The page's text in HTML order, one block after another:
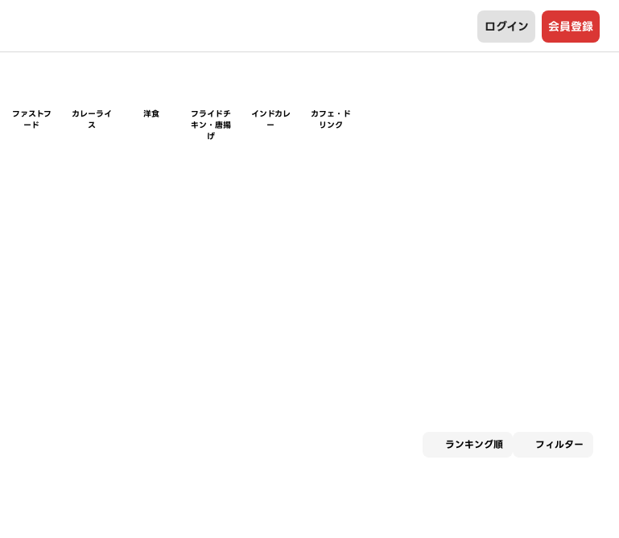
ログイン 会員登録
ファストフ
ード
カレーライ
ス
洋食
フライドチ
キン・唐揚
げ
インドカレ
ー
カフェ・ド
リンク
ランキング順 フィルター